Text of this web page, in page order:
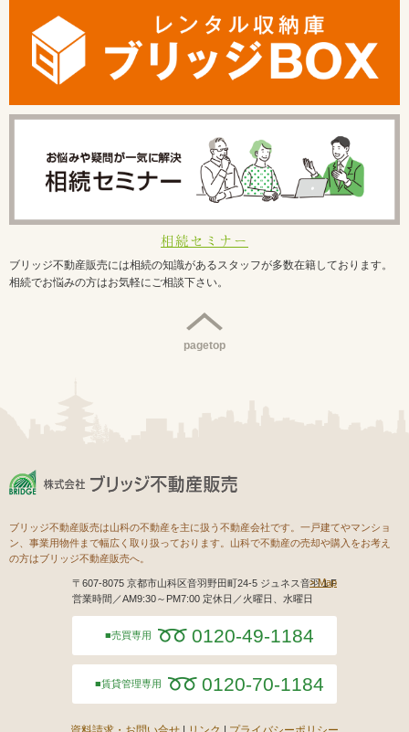
相続セミナー
ブリッジ不動産販売には相続の知識があるスタッフが多数在籍しております。
相続でお悩みの方はお気軽にご相談下さい。
pagetop
ブリッジ不動産販売は山科の不動産を主に扱う不動産会社です。一戸建てやマンショ
ン、事業用物件まで幅広く取り扱っております。山科で不動産の売却や購入をお考え
の方はブリッジ不動産販売へ。
Map
〒607-8075 京都市山科区音羽野田町24-5 ジュネス音羽１F
営業時間／AM9:30～PM7:00 定休日／火曜日、水曜日
売買専用 0120-49-1184
賃貸管理専用 0120-70-1184